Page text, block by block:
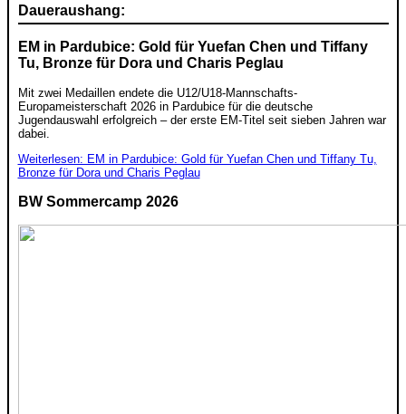
Daueraushang:
EM in Pardubice: Gold für Yuefan Chen und Tiffany
Tu, Bronze für Dora und Charis Peglau
Mit zwei Medaillen endete die U12/U18-Mannschafts-
Europameisterschaft 2026 in Pardubice für die deutsche
Jugendauswahl erfolgreich – der erste EM-Titel seit sieben Jahren war
dabei.
Weiterlesen: EM in Pardubice: Gold für Yuefan Chen und Tiffany Tu,
Bronze für Dora und Charis Peglau
BW Sommercamp 2026